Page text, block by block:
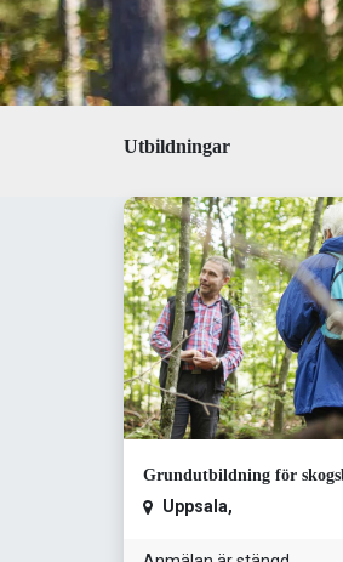
Utbildningar
Grundutbildning för
Uppsala,